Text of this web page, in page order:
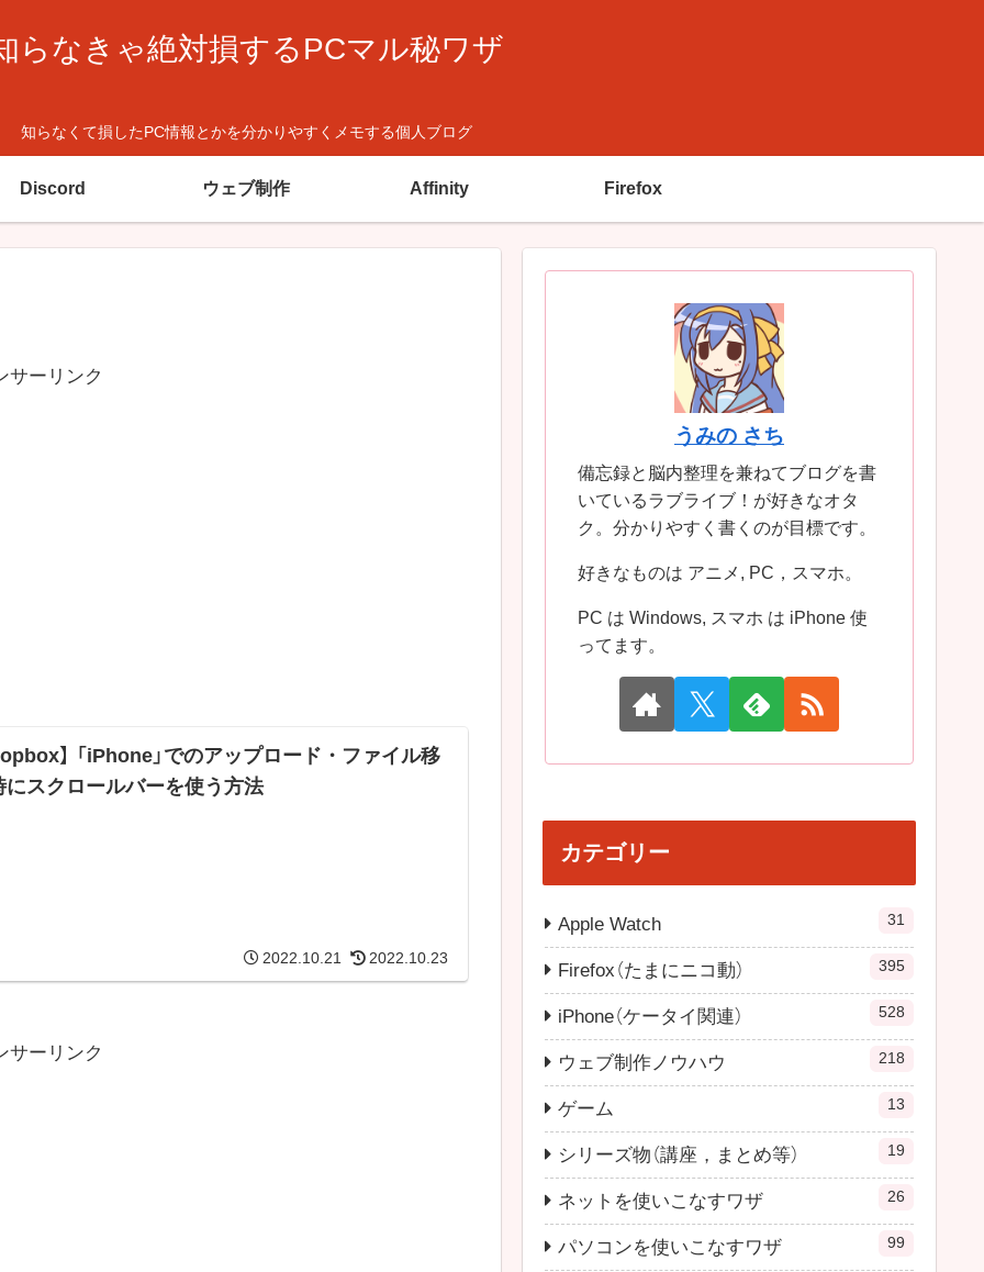
らなきゃ絶対損するPCマル秘ワザ
知らなくて損したPC情報とかを分かりやすくメモする個人ブログ
Discord ウェブ制作 Affinity Firefox
サーリンク
】 「iPhone」でのアップロード・ファイル移
にスクロールバーを使う方法
2022.10.21 2022.10.23
サーリンク
うみの さち
備忘録と脳内整理を兼ねてブログを書
いているラブライブ！が好きなオタ
ク。分かりやすく書くのが目標です。
好きなものは アニメ, PC，スマホ。
PC は Windows, スマホ は iPhone 使
ってます。
カテゴリー
Apple Watch 31
Firefox（たまにニコ動） 395
iPhone（ケータイ関連） 528
ウェブ制作ノウハウ 218
ゲーム 13
シリーズ物（講座，まとめ等） 19
ネットを使いこなすワザ 26
パソコンを使いこなすワザ 99